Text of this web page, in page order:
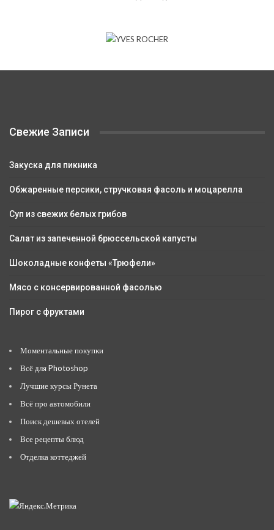
Свежие Записи
Закуска для пикника
Обжаренные персики, стручковая фасоль и моцарелла
Суп из свежих белых грибов
Салат из запеченной брюссельской капусты
Шоколадные конфеты «Трюфели»
Мясо с консервированной фасолью
Пирог с фруктами
Моментальные покупки
Всё для Photoshop
Лучшие курсы Рунета
Всё про автомобили
Поиск дешевых отелей
Все рецепты блюд
Отделка коттеджей